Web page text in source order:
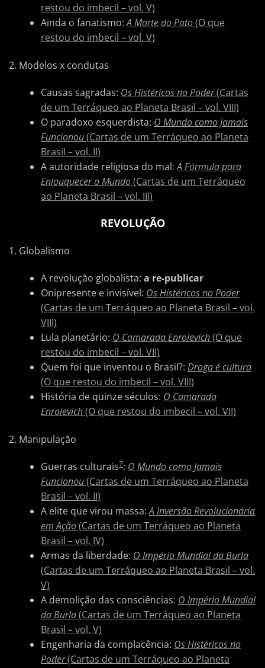
restou do imbecil – vol. V)
Ainda o fanatismo:A Morte do Pato(O que
restou do imbecil – vol. V)
2. Modelos x condutas
Causas sagradas: Os Histéricos no Poder(Cartas
de um Terráqueo ao Planeta Brasil – vol. VIII)
O paradoxo esquerdista: O Mundo como Jamais
Funcionou(Cartas de um Terráqueo ao Planeta
Brasil – vol. II)
A autoridade religiosa do mal:A Fórmula para
Enlouquecer o Mundo(Cartas de um Terráqueo
ao Planeta Brasil – vol. III)
REVOLUÇÃO
1. Globalismo
A revolução globalista: a re-publicar
Onipresente e invisível: Os Histéricos no Poder
(Cartas de um Terráqueo ao Planeta Brasil – vol.
VIII)
Lula planetário: O Camarada Enrolevich(O que
restou do imbecil – vol. VII)
Quem foi que inventou o Brasil?: Droga é cultura
(O que restou do imbecil – vol. VIII)
História de quinze séculos: O Camarada
Enrolevich(O que restou do imbecil – vol. VII)
2. Manipulação
Guerras culturais7: O Mundo como Jamais
Funcionou(Cartas de um Terráqueo ao Planeta
Brasil – vol. II)
A elite que virou massa:A Inversão Revolucionária
em Ação(Cartas de um Terráqueo ao Planeta
Brasil – vol. IV)
Armas da liberdade: O Império Mundial da Burla
(Cartas de um Terráqueo ao Planeta Brasil – vol.
V)
A demolição das consciências: O Império Mundial
da Burla(Cartas de um Terráqueo ao Planeta
Brasil – vol. V)
Engenharia da complacência: Os Histéricos no
Poder(Cartas de um Terráqueo ao Planeta